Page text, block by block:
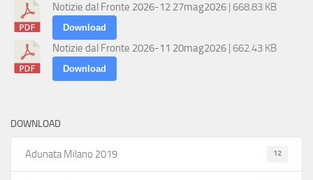
Notizie dal Fronte 2026-12 27mag2026 | 668.83 KB
Download
Notizie dal Fronte 2026-11 20mag2026 | 662.43 KB
Download
DOWNLOAD
Adunata Milano 2019 12